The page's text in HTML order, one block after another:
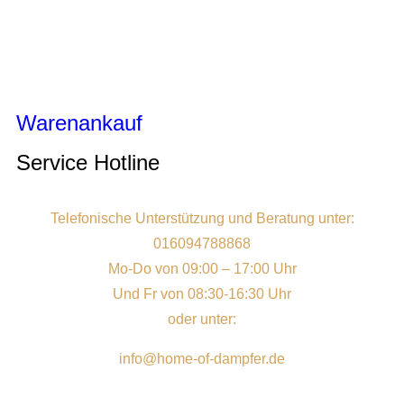
Warenankauf
Service Hotline
Telefonische Unterstützung und Beratung unter:
016094788868
Mo-Do von 09:00 – 17:00 Uhr
Und Fr von 08:30-16:30 Uhr
oder unter:
info@home-of-dampfer.de